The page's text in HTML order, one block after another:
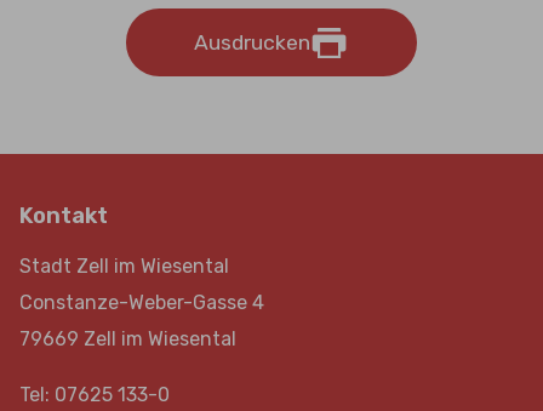
Ausdrucken
Kontakt
Stadt Zell im Wiesental
Constanze-Weber-Gasse 4
79669 Zell im Wiesental
Tel: 07625 133-0